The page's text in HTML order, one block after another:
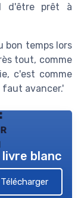
d'être prêt à
bon temps lors
tout, comme
c'est comme
avancer.'
blanc